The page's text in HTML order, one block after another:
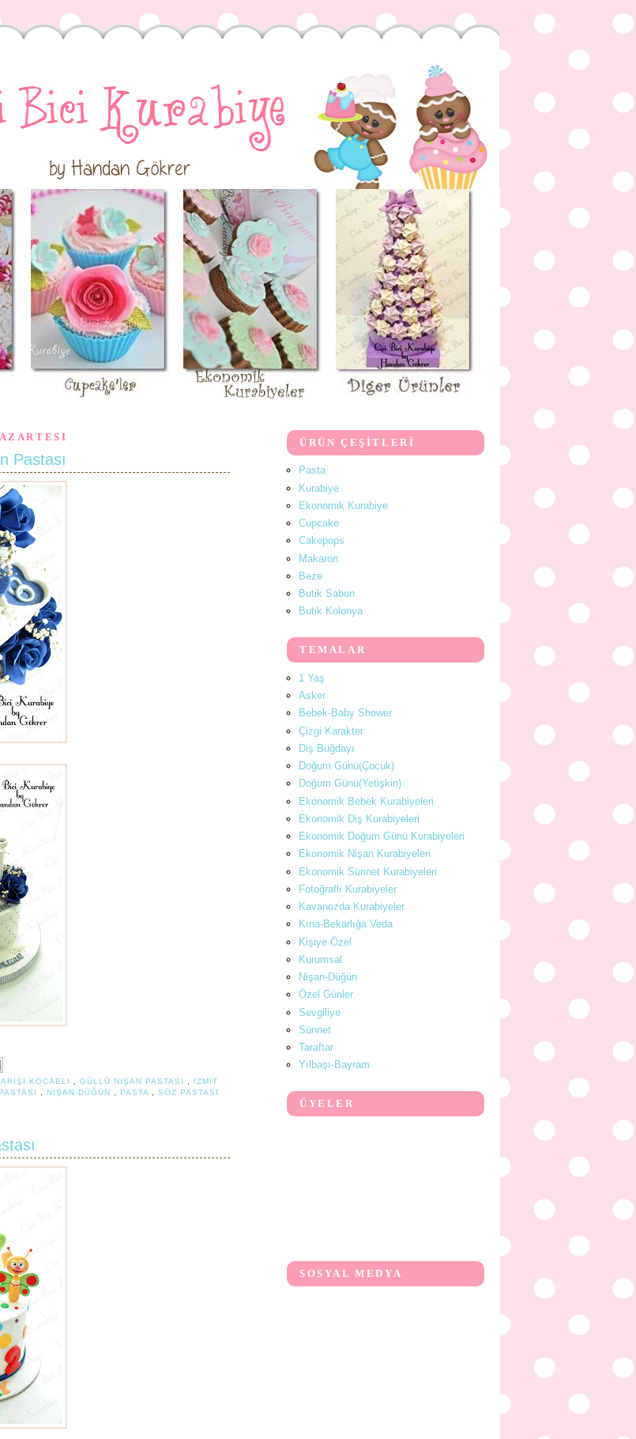
Pastası
KOCAELI GÜLLÜ NIŞAN PASTASI
IZMIT
NIŞAN-DÜĞÜN PASTA SÖZ PASTASI
ÜRÜN ÇEŞİTLERİ
Pasta
Kurabiye
Ekonomik Kurabiye
Cupcake
Cakepops
Makaron
Beze
Butik Sabun
Butik Kolonya
TEMALAR
1 Yaş
Asker
Bebek-Baby Shower
Çizgi Karakter
Diş Buğdayı
Doğum Günü(Çocuk)
Doğum Günü(Yetişkin)
Ekonomik Bebek Kurabiyeleri
Ekonomik Diş Kurabiyeleri
Ekonomik Doğum Günü Kurabiyeleri
Ekonomik Nişan Kurabiyeleri
Ekonomik Sünnet Kurabiyeleri
Fotoğraflı Kurabiyeler
Kavanozda Kurabiyeler
Kına-Bekarlığa Veda
Kişiye Özel
Kurumsal
Nişan-Düğün
Özel Günler
Sevgiliye
Sünnet
Taraftar
Yılbaşı-Bayram
ÜYELER
SOSYAL MEDYA